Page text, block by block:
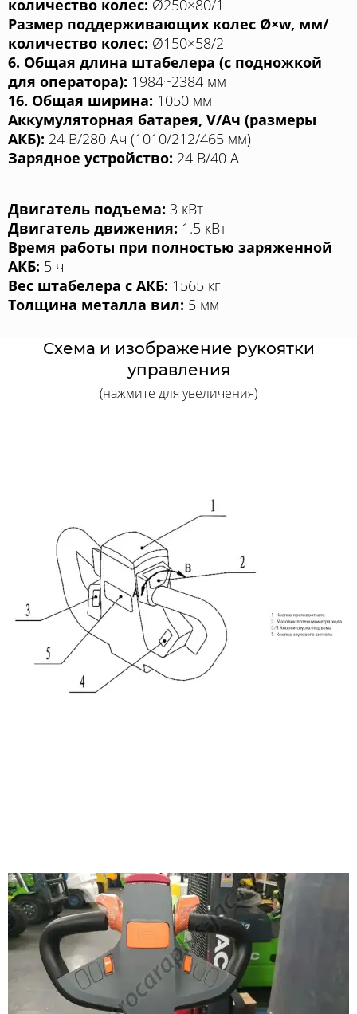
количество колес: Ø250×80/1
Размер поддерживающих колес Ø×w, мм/
количество колес: Ø150×58/2
6. Общая длина штабелера (с подножкой
для оператора): 1984~2384 мм
16. Общая ширина: 1050 мм
Аккумуляторная батарея, V/Aч (размеры
АКБ): 24 В/280 Aч (1010/212/465 мм)
Зарядное устройство: 24 В/40 A
Двигатель подъема: 3 кВт
Двигатель движения: 1.5 кВт
Время работы при полностью заряженной
АКБ: 5 ч
Вес штабелера с АКБ: 1565 кг
Толщина металла вил: 5 мм
Схема и изображение рукоятки
управления
(нажмите для увеличения)